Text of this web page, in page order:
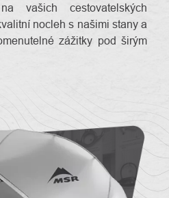
vašich cestovatelských
nocleh s našimi stany a
zážitky pod širým